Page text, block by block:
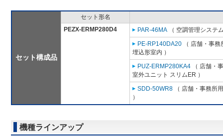
セット構成品
セット形名
PEZX-ERMP280D4
PAR-46MA （ 空調管理システ
PE-RP140DA20 （ 店舗・事
埋込形室内 ）
PUZ-ERMP280KA4 （ 店舗・
室外ユニット スリムER ）
SDD-50WR8 （ 店舗・事務所
）
機種ラインアップ